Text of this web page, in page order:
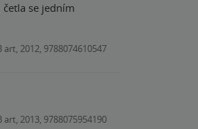
se jedním
art, 2012, 9788074610547
art, 2013, 9788075954190